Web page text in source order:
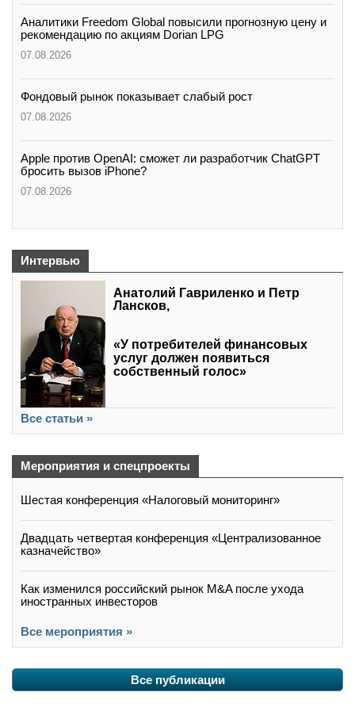
Аналитики Freedom Global повысили прогнозную цену и
рекомендацию по акциям Dorian LPG
07.08.2026
Фондовый рынок показывает слабый рост
07.08.2026
Apple против OpenAI: сможет ли разработчик ChatGPT
бросить вызов iPhone?
07.08.2026
Интервью
Анатолий Гавриленко и Петр
Лансков,
«У потребителей финансовых
услуг должен появиться
собственный голос»
Все статьи »
Мероприятия и спецпроекты
Шестая конференция «Налоговый мониторинг»
Двадцать четвертая конференция «Централизованное
казначейство»
Как изменился российский рынок M&A после ухода
иностранных инвесторов
Все мероприятия »
Все публикации